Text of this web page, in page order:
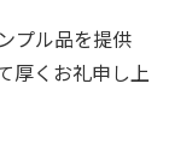
プル品を提供
厚くお礼申し上